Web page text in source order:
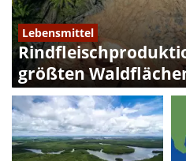
Lebensmittel
größten